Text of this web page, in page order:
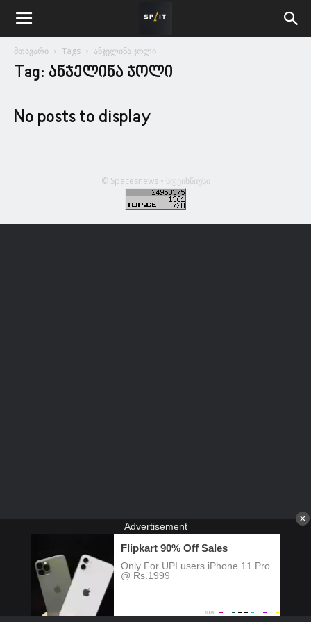
მთავარი Tags ანჯელინა ჯოლი
Tag: ანჯელინა ჯოლი
No posts to display
© Spacesnews • სფეისნიუსი